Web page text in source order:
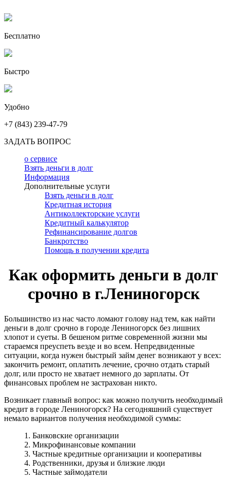
Бесплатно
Быстро
Удобно
+7 (843) 239-47-79
ЗАДАТЬ ВОПРОС
о сервисе
Взять деньги в долг
Информация
Дополнительные услуги
Взять деньги в долг
Кредитная история
Антиколлекторские услуги
Кредитный калькулятор
Рефинансирование долгов
Банкротство
Помощь в получении кредита
Как оформить деньги в долг
срочно в г.Лениногорск
Большинство из нас часто ломают голову над тем, как найти
деньги в долг срочно в городе Лениногорск без лишних
хлопот и суеты. В бешеном ритме современной жизни мы
стараемся преуспеть везде и во всем. Непредвиденные
ситуации, когда нужен быстрый займ денег возникают у всех:
закончить ремонт, оплатить лечение, срочно отдать старый
долг, или просто не хватает немного до зарплаты. От
финансовых проблем не застрахован никто.
Возникает главный вопрос: как можно получить необходимый
кредит в городе Лениногорск? На сегодняшний существует
немало вариантов получения необходимой суммы:
1. Банковские организации
2. Микрофинансовые компании
3. Частные кредитные организации и кооперативы
4. Родственники, друзья и близкие люди
5. Частные займодатели